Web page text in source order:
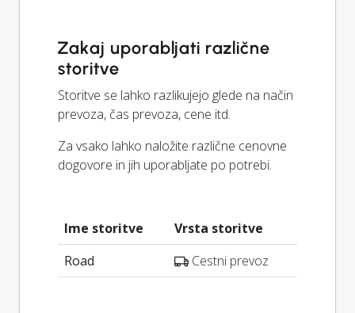
Zakaj uporabljati različne
storitve
Storitve se lahko razlikujejo glede na način
prevoza, čas prevoza, cene itd.
Za vsako lahko naložite različne cenovne
dogovore in jih uporabljate po potrebi.
Ime storitve
Vrsta storitve
Road
Cestni prevoz